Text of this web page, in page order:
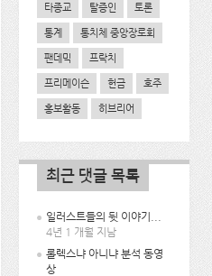
타종교 탈증인 토론
통계 통치체 중앙장로회
팬데믹 프락치
프리메이슨 헌금 호주
홍보활동 히브리어
최근 댓글 목록
일러스트들의 뒷 이야기...
4년 1 개월 지남
롤렉스냐 아니냐 분석 동영
상